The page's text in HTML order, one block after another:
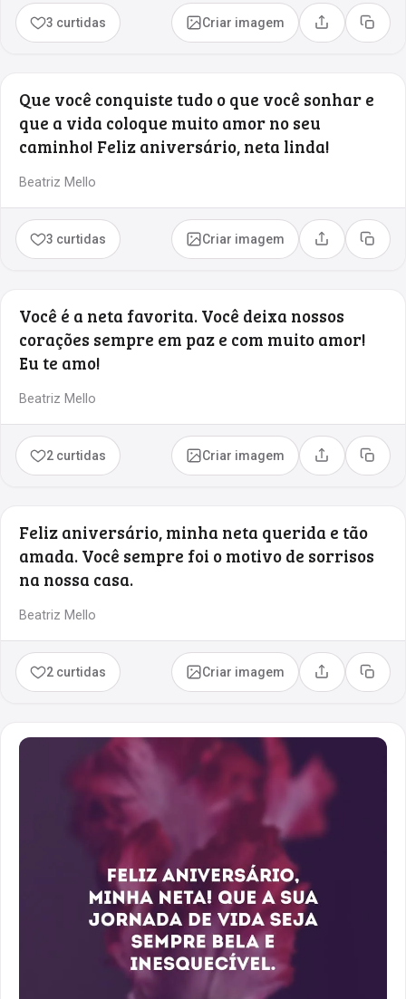
3 curtidas Criar imagem Compartilhar
Copiar
Que você conquiste tudo o que você sonhar e
que a vida coloque muito amor no seu
caminho! Feliz aniversário, neta linda!
Beatriz Mello
3 curtidas Criar imagem Compartilhar
Copiar
Você é a neta favorita. Você deixa nossos
corações sempre em paz e com muito amor!
Eu te amo!
Beatriz Mello
2 curtidas Criar imagem Compartilhar
Copiar
Feliz aniversário, minha neta querida e tão
amada. Você sempre foi o motivo de sorrisos
na nossa casa.
Beatriz Mello
2 curtidas Criar imagem Compartilhar
Copiar